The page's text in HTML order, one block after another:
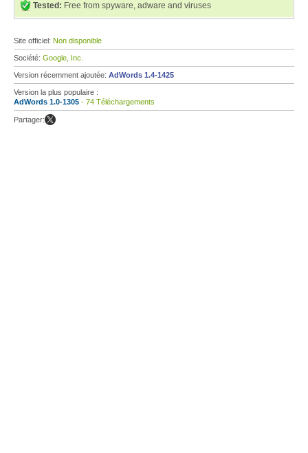
Tested: Free from spyware, adware and viruses
Site officiel: Non disponible
Société: Google, Inc.
Version récemment ajoutée: AdWords 1.4-1425
Version la plus populaire :
AdWords 1.0-1305 - 74 Téléchargements
Partager: